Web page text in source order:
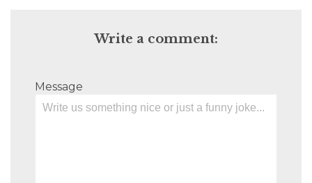
Write a comment:
Message